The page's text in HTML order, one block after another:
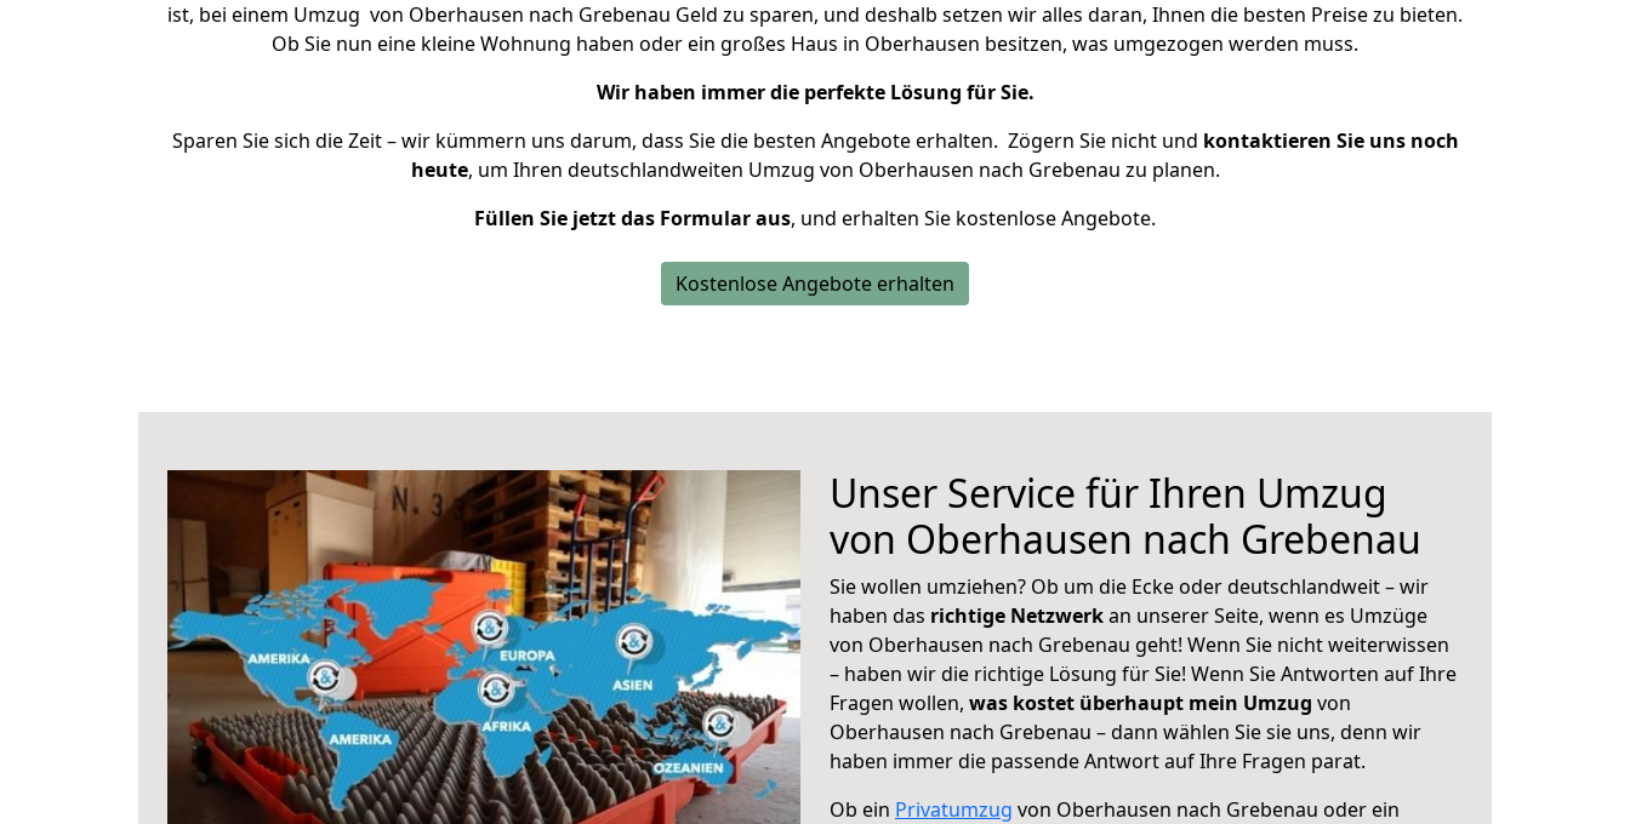
ist, bei einem Umzug von Oberhausen nach Grebenau Geld zu sparen, und deshalb setzen wir alles daran, Ihnen die besten Preise zu bieten.
Ob Sie nun eine kleine Wohnung haben oder ein großes Haus in Oberhausen besitzen, was umgezogen werden muss.
Wir haben immer die perfekte Lösung für Sie.
Sparen Sie sich die Zeit – wir kümmern uns darum, dass Sie die besten Angebote erhalten. Zögern Sie nicht und kontaktieren Sie uns noch
heute, um Ihren deutschlandweiten Umzug von Oberhausen nach Grebenau zu planen.
Füllen Sie jetzt das Formular aus, und erhalten Sie kostenlose Angebote.
Kostenlose Angebote erhalten
Unser Service für Ihren Umzug
von Oberhausen nach Grebenau
Sie wollen umziehen? Ob um die Ecke oder deutschlandweit – wir
haben das richtige Netzwerkan unserer Seite, wenn es Umzüge
von Oberhausen nach Grebenau geht! Wenn Sie nicht weiterwissen
– haben wir die richtige Lösung für Sie! Wenn Sie Antworten auf Ihre
Fragen wollen, was kostet überhaupt mein Umzug von
Oberhausen nach Grebenau – dann wählen Sie sie uns, denn wir
haben immer die passende Antwort auf Ihre Fragen parat.
Ob ein Privatumzug von Oberhausen nach Grebenau oder ein